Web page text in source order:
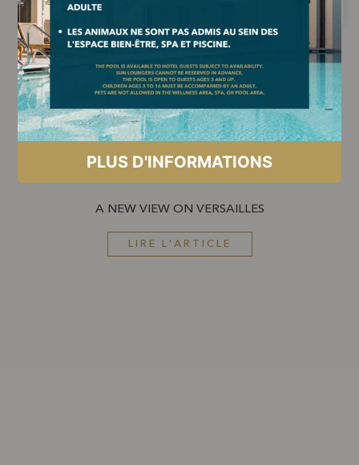
A NEW VIEW ON VERSAILLES
LIRE L'ARTICLE